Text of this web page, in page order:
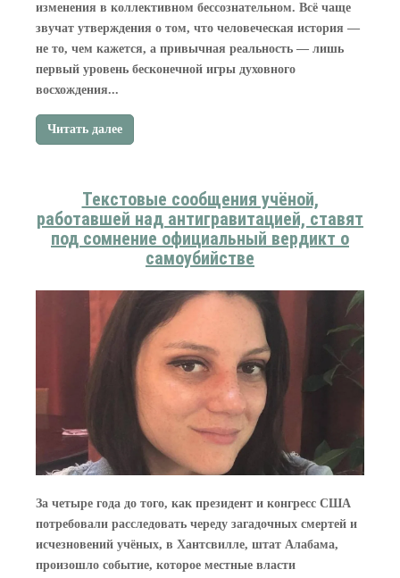
изменения в коллективном бессознательном. Всё чаще
звучат утверждения о том, что человеческая история —
не то, чем кажется, а привычная реальность — лишь
первый уровень бесконечной игры духовного
восхождения...
Читать далее
Текстовые сообщения учёной,
работавшей над антигравитацией, ставят
под сомнение официальный вердикт о
самоубийстве
За четыре года до того, как президент и конгресс США
потребовали расследовать череду загадочных смертей и
исчезновений учёных, в Хантсвилле, штат Алабама,
произошло событие, которое местные власти